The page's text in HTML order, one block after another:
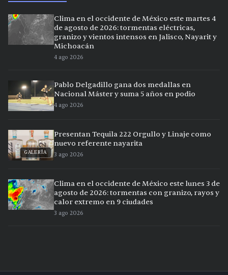
Clima en el occidente de México este martes 4
de agosto de 2026: tormentas eléctricas,
granizo y vientos intensos en Jalisco, Nayarit y
Michoacán
4 ago 2026
Pablo Delgadillo gana dos medallas en
Nacional Máster y suma 5 años en podio
4 ago 2026
GALERÍA
Presentan Tequila 222 Orgullo y Linaje como
nuevo referente nayarita
3 ago 2026
Clima en el occidente de México este lunes 3 de
agosto de 2026: tormentas con granizo, rayos y
calor extremo en 9 ciudades
3 ago 2026